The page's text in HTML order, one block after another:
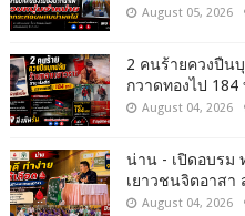
August 05, 2026
2 คนร้ายควงปืน
กวาดทองไป
August 04, 2026
น่าน - เปิดอบรม
เยาวชนจิตอาสา
August 04, 2026